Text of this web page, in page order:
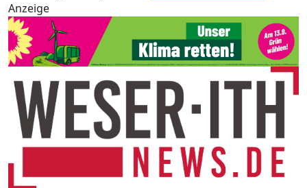
Anzeige